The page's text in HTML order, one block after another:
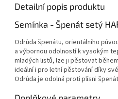
Detailní popis produktu
Semínka - Špenát setý
Odrůda špenátu, orientálního
a výbornou odolností k vysokým
mladých listů, lze ji pěstovat
ideální i pro letní pěstování díky
Odrůda je odolná proti plísni